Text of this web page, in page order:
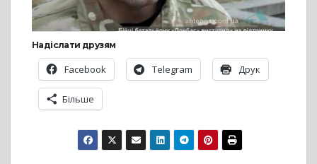
Надіслати друзям
Facebook Telegram Друк
Більше